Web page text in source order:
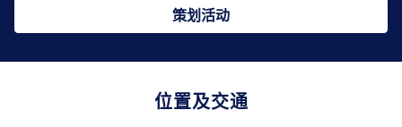
策划活动
位置及交通